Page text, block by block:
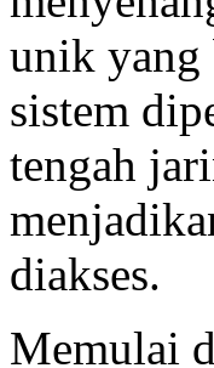
unik yang
sistem
tengah
diakses.
Memulai